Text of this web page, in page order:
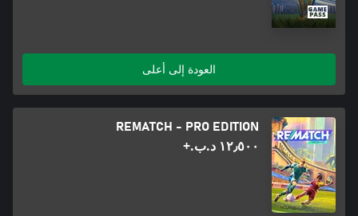
العودة إلى أعلى
REMATCH - PRO EDITION
١٢٫٥٠٠ د.ب.‏+